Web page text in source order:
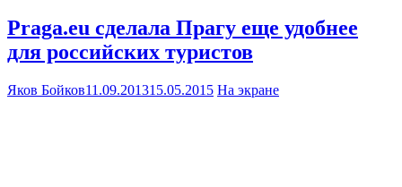
Praga.eu сделала Прагу еще удобнее
для российских туристов
Яков Бойков11.09.201315.05.2015 На экране